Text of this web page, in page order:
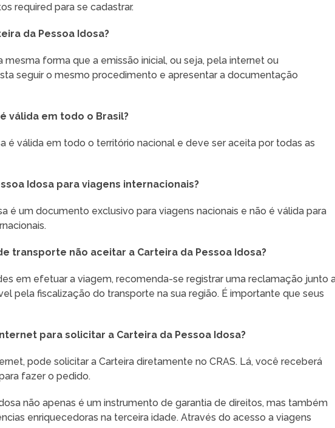
required para se cadastrar.
da Pessoa Idosa?
forma que a emissão inicial, ou seja, pela internet ou
seguir o mesmo procedimento e apresentar a documentação
válida em todo o Brasil?
é válida em todo o território nacional e deve ser aceita por todas as
Idosa para viagens internacionais?
é um documento exclusivo para viagens nacionais e não é válida para
transporte não aceitar a Carteira da Pessoa Idosa?
em efetuar a viagem, recomenda-se registrar uma reclamação junto
pela fiscalização do transporte na sua região. É importante que seus
para solicitar a Carteira da Pessoa Idosa?
pode solicitar a Carteira diretamente no CRAS. Lá, você receberá
fazer o pedido.
não apenas é um instrumento de garantia de direitos, mas também
enriquecedoras na terceira idade. Através do acesso a viagens